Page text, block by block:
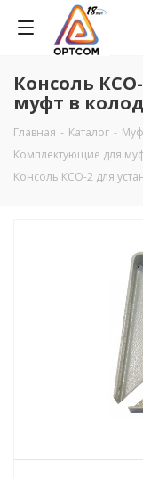
Консоль
муфт в
Главная - Каталог -
Комплектующие для
Консоль КСО-2 для